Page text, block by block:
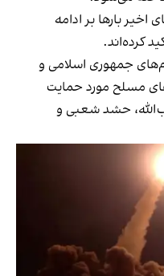
بارها بر ادامه
کرده‌اند.
جمهوری اسلامی و
مسلح مورد حمایت
حشد شعبی و